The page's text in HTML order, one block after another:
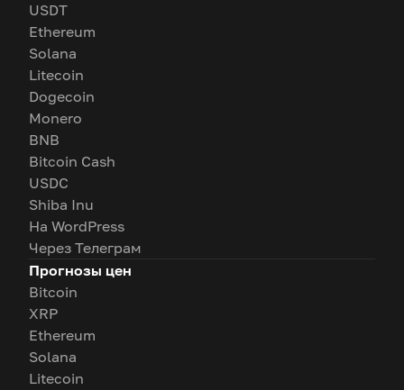
USDT
Ethereum
Solana
Litecoin
Dogecoin
Monero
BNB
Bitcoin Cash
USDC
Shiba Inu
На WordPress
Через Телеграм
Прогнозы цен
Bitcoin
XRP
Ethereum
Solana
Litecoin